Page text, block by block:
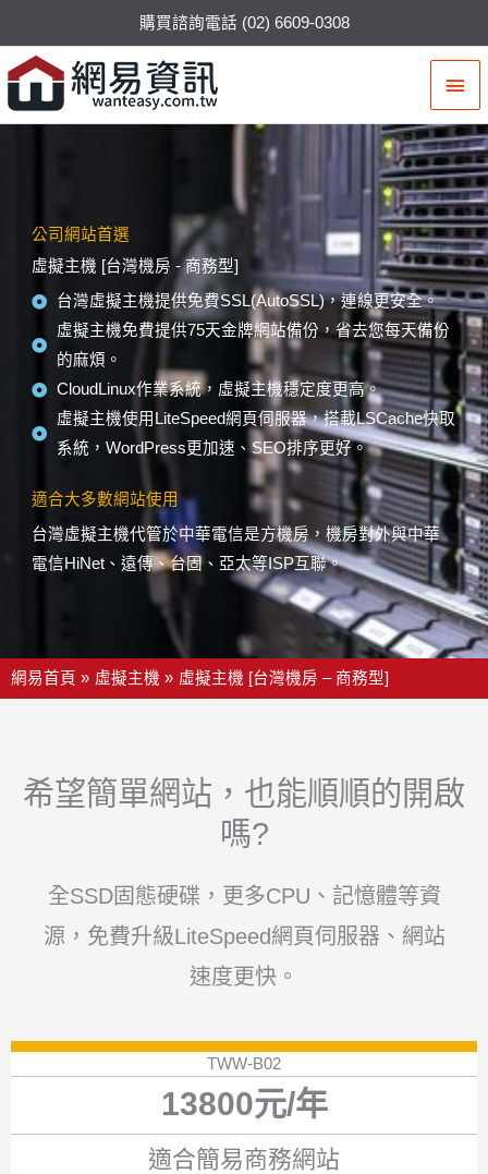
購買諮詢電話 (02) 6609-0308
主
要
選
單
公司網站首選
虛擬主機 [台灣機房 - 商務型]
台灣虛擬主機提供免費SSL(AutoSSL)，連線更安全。
虛擬主機免費提供75天金牌網站備份，省去您每天備份
的麻煩。
CloudLinux作業系統，虛擬主機穩定度更高。
虛擬主機使用LiteSpeed網頁伺服器，搭載LSCache快取
系統，WordPress更加速、SEO排序更好。
適合大多數網站使用
台灣虛擬主機代管於中華電信是方機房，機房對外與中華
電信HiNet、遠傳、台固、亞太等ISP互聯。
網易首頁 虛擬主機 虛擬主機 [台灣機房 – 商務型]
希望簡單網站，也能順順的開啟
嗎?
全SSD固態硬碟，更多CPU、記憶體等資
源，免費升級LiteSpeed網頁伺服器、網站
速度更快。
TWW-B02
13800元/年
適合簡易商務網站